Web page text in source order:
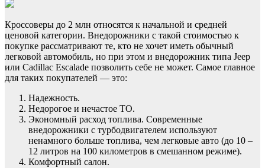
Кроссоверы до 2 млн относятся к начальной и средней
ценовой категории. Внедорожники с такой стоимостью к
покупке рассматривают те, кто не хочет иметь обычный
легковой автомобиль, но при этом и внедорожник типа Jeep
или Cadillac Escalade позволить себе не может. Самое главное
для таких покупателей — это:
Надежность.
Недорогое и нечастое ТО.
Экономный расход топлива. Современные
внедорожники с турбодвигателем используют
ненамного больше топлива, чем легковые авто (до 10 –
12 литров на 100 километров в смешанном режиме).
Комфортный салон.